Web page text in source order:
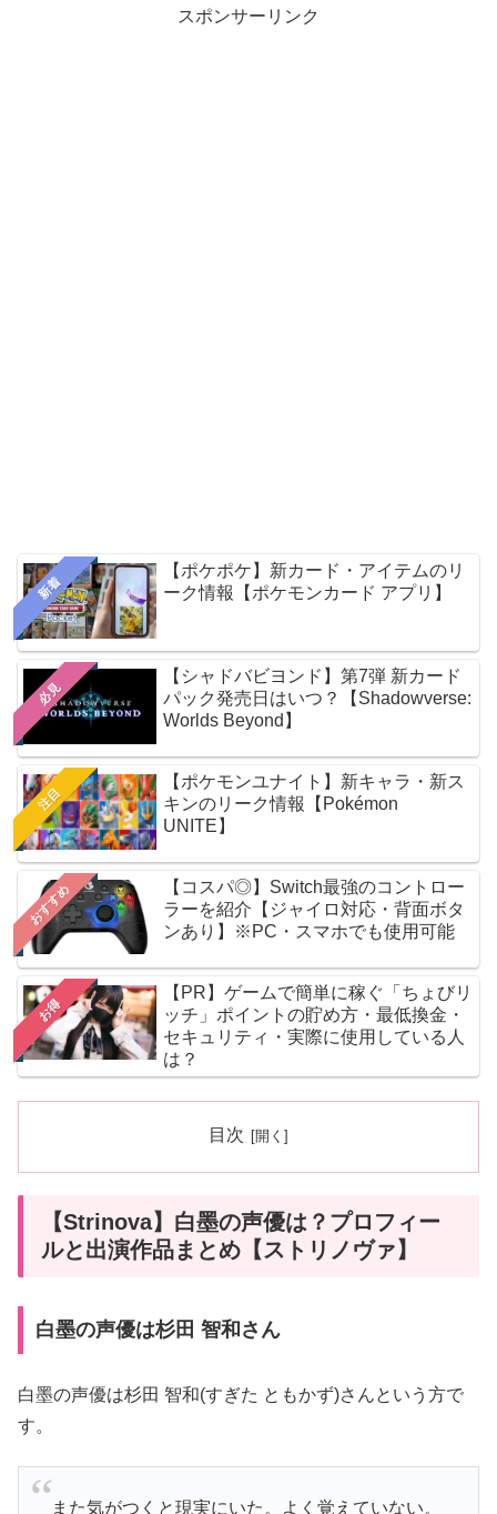
スポンサーリンク
新着
【ポケポケ】新カード・アイテムのリ
ーク情報【ポケモンカード アプリ】
必見
【シャドバビヨンド】第7弾 新カード
パック発売日はいつ？【Shadowverse:
Worlds Beyond】
注目
【ポケモンユナイト】新キャラ・新ス
キンのリーク情報【Pokémon
UNITE】
おすすめ
【コスパ◎】Switch最強のコントロー
ラーを紹介【ジャイロ対応・背面ボタ
ンあり】※PC・スマホでも使用可能
お得
【PR】ゲームで簡単に稼ぐ「ちょびリ
ッチ」ポイントの貯め方・最低換金・
セキュリティ・実際に使用している人
は？
目次
【Strinova】白墨の声優は？プロフィー
ルと出演作品まとめ【ストリノヴァ】
白墨の声優は杉田 智和さん
白墨の声優は杉田 智和(すぎた ともかず)さんという方で
す。
また気がつくと現実にいた。よく覚えていない。